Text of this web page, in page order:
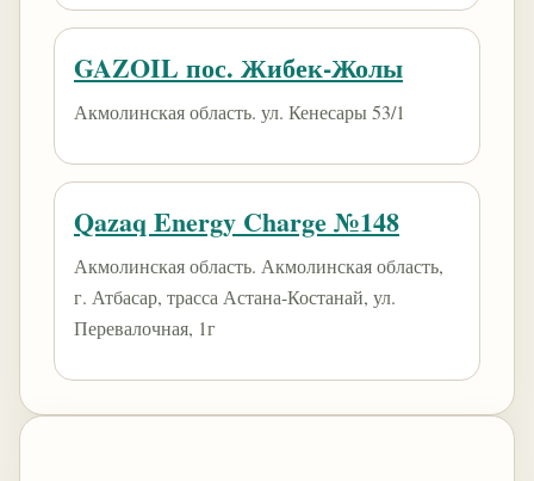
GAZOIL пос. Жибек-Жолы
Акмолинская область. ул. Кенесары 53/1
Qazaq Energy Charge №148
Акмолинская область. Акмолинская область,
г. Атбасар, трасса Астана-Костанай, ул.
Перевалочная, 1г